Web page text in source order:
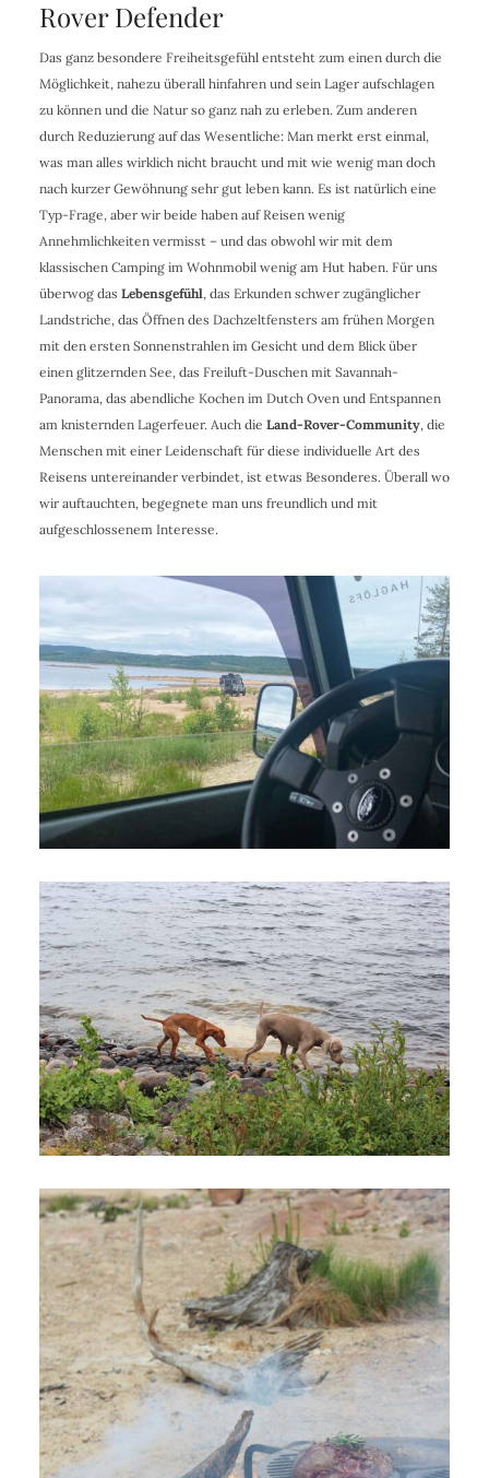
Rover Defender
Das ganz besondere Freiheitsgefühl entsteht zum einen durch die
Möglichkeit, nahezu überall hinfahren und sein Lager aufschlagen
zu können und die Natur so ganz nah zu erleben. Zum anderen
durch Reduzierung auf das Wesentliche: Man merkt erst einmal,
was man alles wirklich nicht braucht und mit wie wenig man doch
nach kurzer Gewöhnung sehr gut leben kann. Es ist natürlich eine
Typ-Frage, aber wir beide haben auf Reisen wenig
Annehmlichkeiten vermisst – und das obwohl wir mit dem
klassischen Camping im Wohnmobil wenig am Hut haben. Für uns
überwog das Lebensgefühl, das Erkunden schwer zugänglicher
Landstriche, das Öffnen des Dachzeltfensters am frühen Morgen
mit den ersten Sonnenstrahlen im Gesicht und dem Blick über
einen glitzernden See, das Freiluft-Duschen mit Savannah-
Panorama, das abendliche Kochen im Dutch Oven und Entspannen
am knisternden Lagerfeuer. Auch die Land-Rover-Community, die
Menschen mit einer Leidenschaft für diese individuelle Art des
Reisens untereinander verbindet, ist etwas Besonderes. Überall wo
wir auftauchten, begegnete man uns freundlich und mit
aufgeschlossenem Interesse.